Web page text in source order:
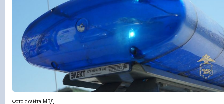
Фото с сайта МВД